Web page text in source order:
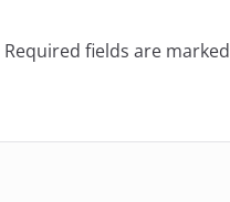
Required fields are marked